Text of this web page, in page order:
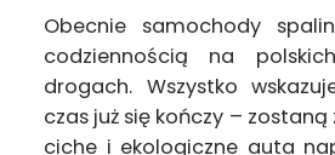
Obecnie samochody
codziennością na
drogach. Wszystko
czas już się kończy –
ciche i ekologiczne auta